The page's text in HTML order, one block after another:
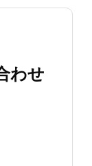
わせ